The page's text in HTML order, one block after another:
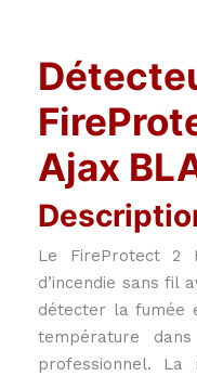
Ajax
Le FireProtect 2
d’incendie sans fil
détecter la fumée
température
professionnel.